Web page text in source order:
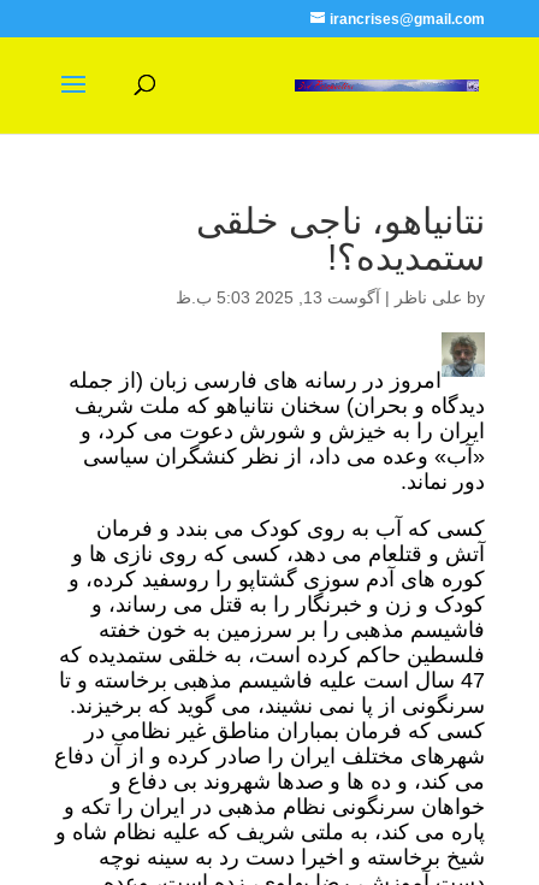
irancrises@gmail.com
نتانیاهو، ناجی خلقی
ستمدیده؟!
by علی ناظر | آگوست 13, 2025 5:03 ب.ظ
امروز در رسانه های فارسی زبان (از جمله
دیدگاه و بحران) سخنان نتانیاهو که ملت شریف
ایران را به خیزش و شورش دعوت می کرد، و
«آب» وعده می داد، از نظر کنشگران سیاسی
دور نماند.
کسی که آب به روی کودک می بندد و فرمان
آتش و قتلعام می دهد، کسی که روی نازی ها و
کوره های آدم سوزی گشتاپو را روسفید کرده، و
کودک و زن و خبرنگار را به قتل می رساند، و
فاشیسم مذهبی را بر سرزمین به خون خفته
فلسطین حاکم کرده است، به خلقی ستمدیده که
47 سال است علیه فاشیسم مذهبی برخاسته و تا
سرنگونی از پا نمی نشیند، می گوید که برخیزند.
کسی که فرمان بمباران مناطق غیر نظامی در
شهرهای مختلف ایران را صادر کرده و از آن دفاع
می کند، و ده ها و صدها شهروند بی دفاع و
خواهان سرنگونی نظام مذهبی در ایران را تکه و
پاره می کند، به ملتی شریف که علیه نظام شاه و
شیخ برخاسته و اخیرا دست رد به سینه نوچه